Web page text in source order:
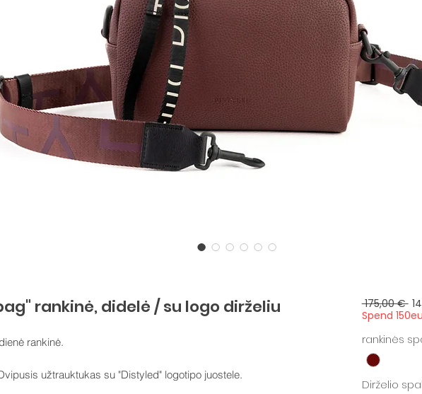
rankinė, didelė / su logo dirželiu
rankinė.
užtrauktukas su "Distyled" logotipo juostele.
175,00 €
Spend
rankinės
Dirželio